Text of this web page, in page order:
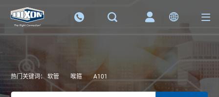
热门关键词：软管 喉箍 A101